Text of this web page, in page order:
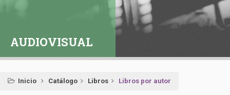
AUDIOVISUAL
Inicio Catálogo Libros Libros por autor